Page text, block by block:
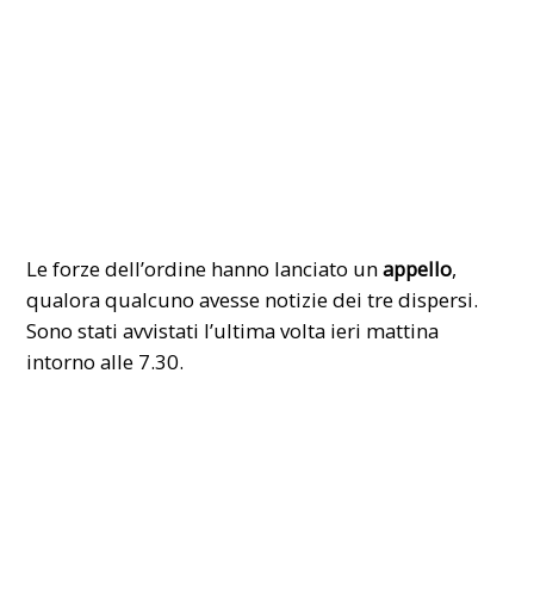
Le forze dell’ordine hanno lanciato unappello,
qualora qualcuno avesse notizie dei tre dispersi.
Sono stati avvistati l’ultima volta ieri mattina
intorno alle 7.30.